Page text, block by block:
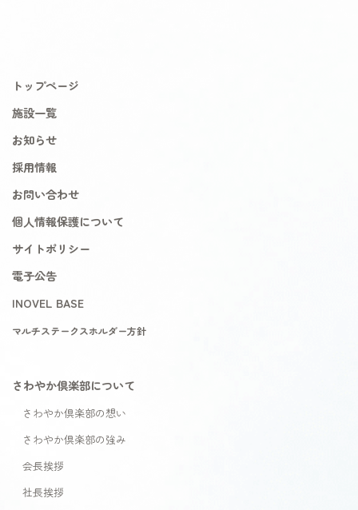
トップページ
施設一覧
お知らせ
採用情報
お問い合わせ
個人情報保護について
サイトポリシー
電子公告
INOVEL BASE
マルチステークスホルダー方針
さわやか倶楽部について
さわやか倶楽部の想い
さわやか倶楽部の強み
会長挨拶
社長挨拶